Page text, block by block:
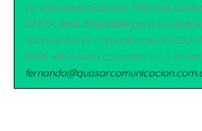
La licenciada Gabriela Martínez
CEETA, está disponible para
sobre el tema. Comunicarse al 0230-
6096-4656 para concretarlas o